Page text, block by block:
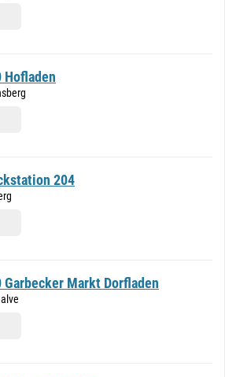
Hofladen
204
Markt Dorfladen